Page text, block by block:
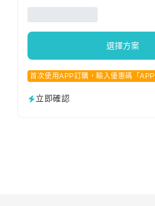
選擇方案
首次使用APP訂購，輸入優惠碼「
立即確認